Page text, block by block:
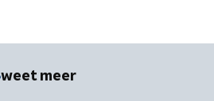
weet meer